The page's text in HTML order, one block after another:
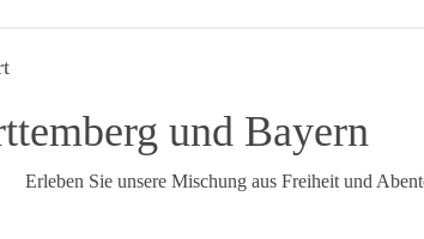
und Bayern
Erleben Sie unsere Mischung aus Freiheit und